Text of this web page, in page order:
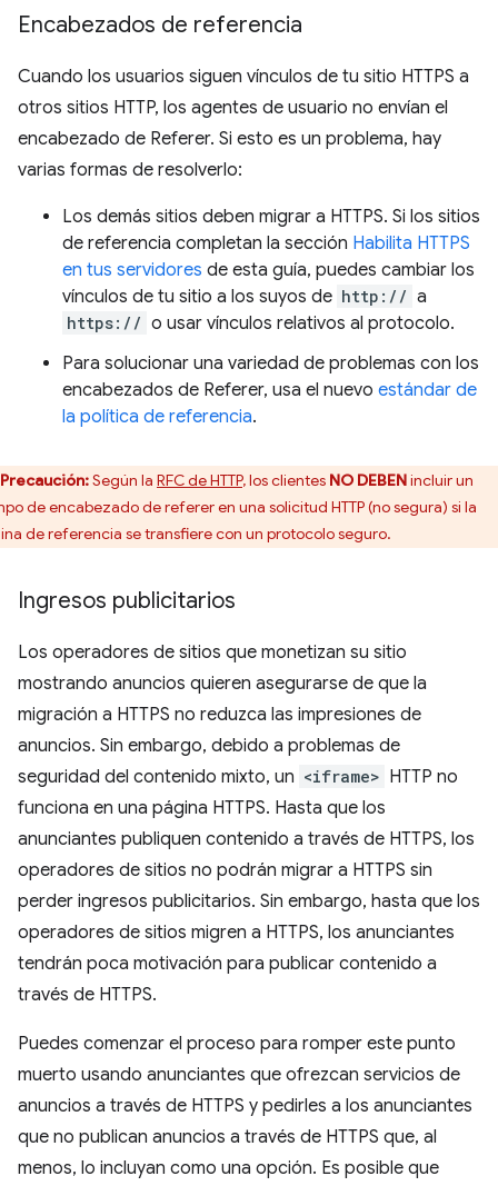
Encabezados de referencia
Cuando los usuarios siguen vínculos de tu sitio HTTPS a
otros sitios HTTP, los agentes de usuario no envían el
encabezado de Referer. Si esto es un problema, hay
varias formas de resolverlo:
Los demás sitios deben migrar a HTTPS. Si los sitios
de referencia completan la sección Habilita HTTPS
en tus servidores de esta guía, puedes cambiar los
vínculos de tu sitio a los suyos de http:// a
https:// o usar vínculos relativos al protocolo.
Para solucionar una variedad de problemas con los
encabezados de Referer, usa el nuevo estándar de
la política de referencia.
Precaución:Según la RFC de HTTP, los clientes NO DEBENincluir un
de encabezado de referer en una solicitud HTTP (no segura) si la
de referencia se transfiere con un protocolo seguro.
Ingresos publicitarios
Los operadores de sitios que monetizan su sitio
mostrando anuncios quieren asegurarse de que la
migración a HTTPS no reduzca las impresiones de
anuncios. Sin embargo, debido a problemas de
seguridad del contenido mixto, un <iframe> HTTP no
funciona en una página HTTPS. Hasta que los
anunciantes publiquen contenido a través de HTTPS, los
operadores de sitios no podrán migrar a HTTPS sin
perder ingresos publicitarios. Sin embargo, hasta que los
operadores de sitios migren a HTTPS, los anunciantes
tendrán poca motivación para publicar contenido a
través de HTTPS.
Puedes comenzar el proceso para romper este punto
muerto usando anunciantes que ofrezcan servicios de
anuncios a través de HTTPS y pedirles a los anunciantes
que no publican anuncios a través de HTTPS que, al
menos, lo incluyan como una opción. Es posible que